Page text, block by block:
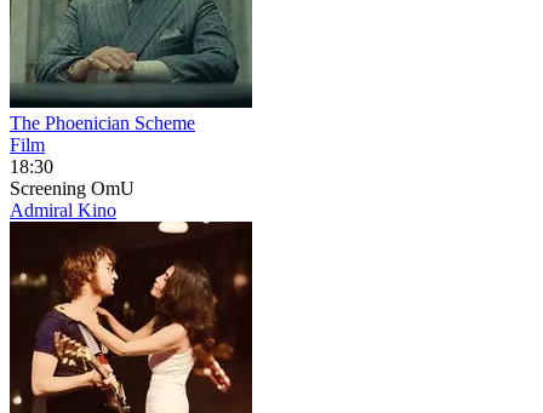
The Phoenician Scheme
Film
18:30
Screening OmU
Admiral Kino